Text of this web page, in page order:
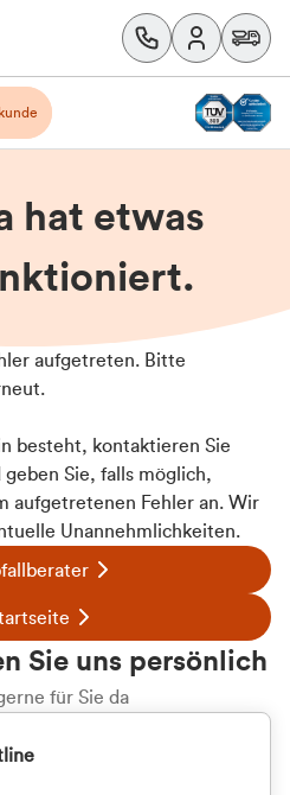
hat etwas
aufgetreten. Bitte
besteht, kontaktieren Sie
Sie, falls möglich,
aufgetretenen Fehler an. Wir
Unannehmlichkeiten.
Sie uns persönlich
für Sie da